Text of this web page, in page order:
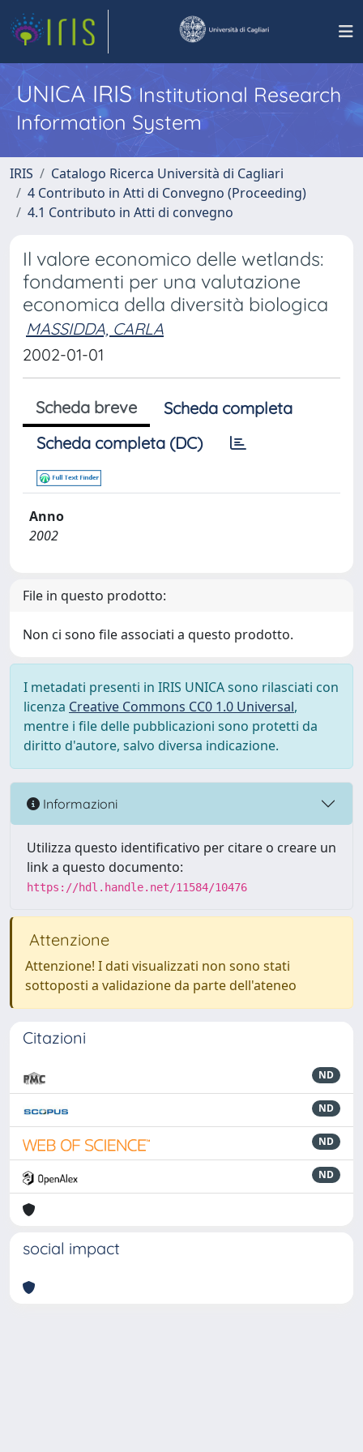
UNICA IRISInstitutional Research
Information System
IRIS
Catalogo Ricerca Università di Cagliari
4 Contributo in Atti di Convegno (Proceeding)
4.1 Contributo in Atti di convegno
Il valore economico delle wetlands:
fondamenti per una valutazione
economica della diversità biologica
MASSIDDA, CARLA
2002-01-01
Scheda breve
Scheda completa
Scheda completa (DC)
Anno
2002
File in questo prodotto:
Non ci sono file associati a questo prodotto.
I metadati presenti in IRIS UNICA sono rilasciati con
licenza Creative Commons CC0 1.0 Universal,
mentre i file delle pubblicazioni sono protetti da
diritto d'autore, salvo diversa indicazione.
Informazioni
Utilizza questo identificativo per citare o creare un
link a questo documento:
https://hdl.handle.net/11584/10476
Attenzione
Attenzione! I dati visualizzati non sono stati
sottoposti a validazione da parte dell'ateneo
Citazioni
ND
ND
ND
ND
social impact